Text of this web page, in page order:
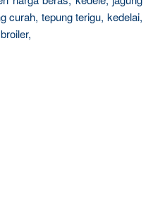
curah, tepung terigu, kedelai,